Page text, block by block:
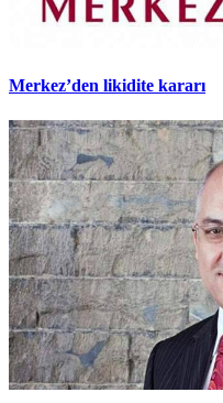
Merkez’den likidite kararı